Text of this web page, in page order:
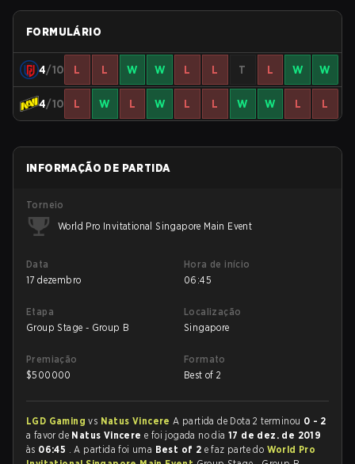
FORMULÁRIO
4/10 L L W W L L T L W W
4/10 L W L W L L W W L L
INFORMAÇÃO DE PARTIDA
Torneio
World Pro Invitational Singapore Main Event
Data
17 dezembro
Hora de início
06:45
Etapa
Group Stage - Group B
Localização
Singapore
Premiação
$500000
Formato
Best of 2
LGD Gamingvs Natus VincereA partida de Dota 2 terminou 0 - 2
a favor de Natus Vinceree foi jogada no dia17 de dez. de 2019
às 06:45 . A partida foi uma Best of 2 e faz parte do World Pro